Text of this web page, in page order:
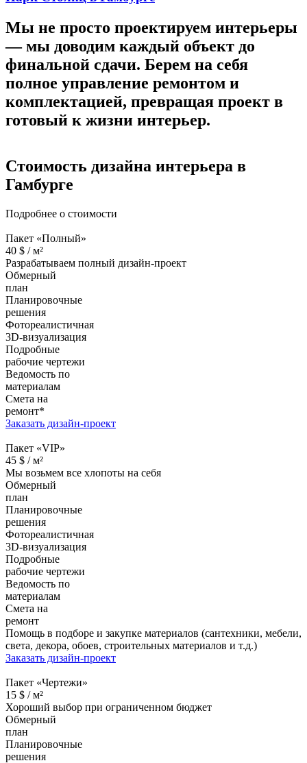
Мы не просто проектируем интерьеры
—мы доводим каждый объект до
финальной сдачи. Берем на себя
полное управление ремонтом и
комплектацией, превращая проект в
готовый к жизни интерьер.
Стоимость дизайна интерьера в
Гамбурге
Подробнее о стоимости
Пакет «Полный»
40 $ /м²
Разрабатываем полный дизайн-проект
Обмерный
план
Планировочные
решения
Фотореалистичная
3D-визуализация
Подробные
рабочие чертежи
Ведомость по
материалам
Смета на
ремонт*
Заказать дизайн-проект
Пакет «VIP»
45 $ /м²
Мы возьмем все хлопоты на себя
Обмерный
план
Планировочные
решения
Фотореалистичная
3D-визуализация
Подробные
рабочие чертежи
Ведомость по
материалам
Смета на
ремонт
Помощь в подборе и закупке материалов (сантехники, мебели,
света, декора, обоев, строительных материалов и т.д.)
Заказать дизайн-проект
Пакет «Чертежи»
15 $ /м²
Хороший выбор при ограниченном бюджет
Обмерный
план
Планировочные
решения